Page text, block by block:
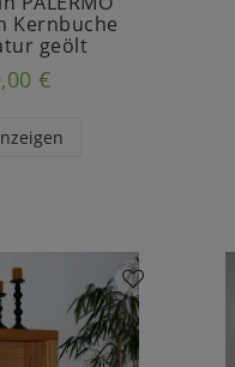
Kernbuche
geölt
€